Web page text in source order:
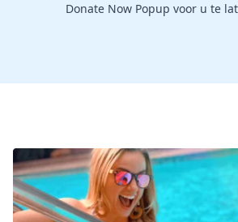
Donate Now Popup voor u te